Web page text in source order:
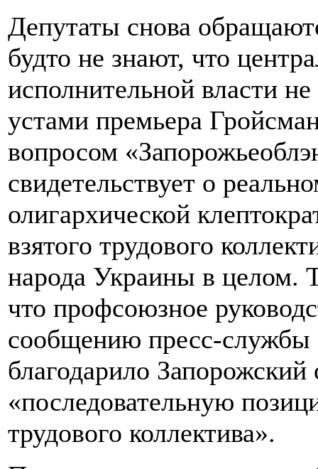
Депутаты снова
будто не знают, что
исполнительной власти
устами премьера
вопросом
свидетельствует о
олигархической
взятого трудового
народа Украины в целом.
что профсоюзное
сообщению пресс-службы
благодарило Запорожский
«последовательную
трудового коллектива».